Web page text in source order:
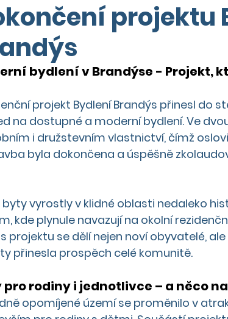
projektu
bydlení v Brandýse - Projekt,
projekt Bydlení Brandýs přinesl do
na dostupné a moderní bydlení. Ve
i družstevním vlastnictví, čímž
byla dokončena a úspěšně
byty vyrostly v klidné oblasti nedaleko
kde plynule navazují na okolní
projektu se dělí nejen noví obyvatelé,
přinesla prospěch celé komunitě.
pro rodiny i jednotlivce – a něco
opomíjené území se proměnilo v